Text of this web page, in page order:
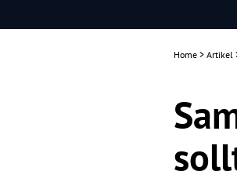
Home > Artikel